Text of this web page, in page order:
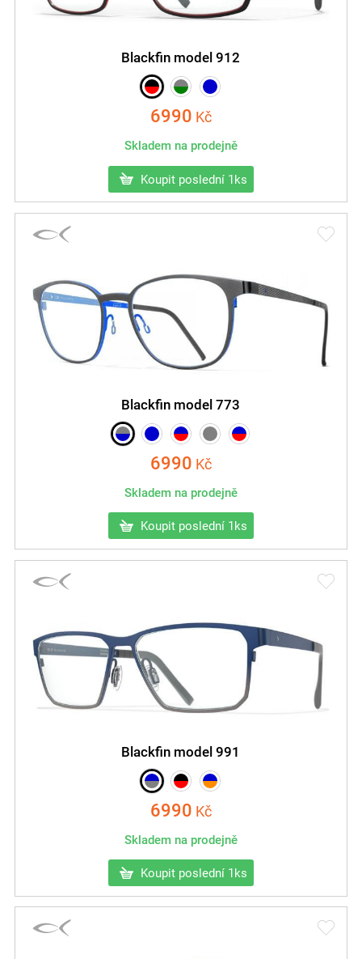
Blackfin model 912
6990 Kč
Skladem na prodejně
Koupit poslední 1ks
Blackfin model 773
6990 Kč
Skladem na prodejně
Koupit poslední 1ks
Blackfin model 991
6990 Kč
Skladem na prodejně
Koupit poslední 1ks